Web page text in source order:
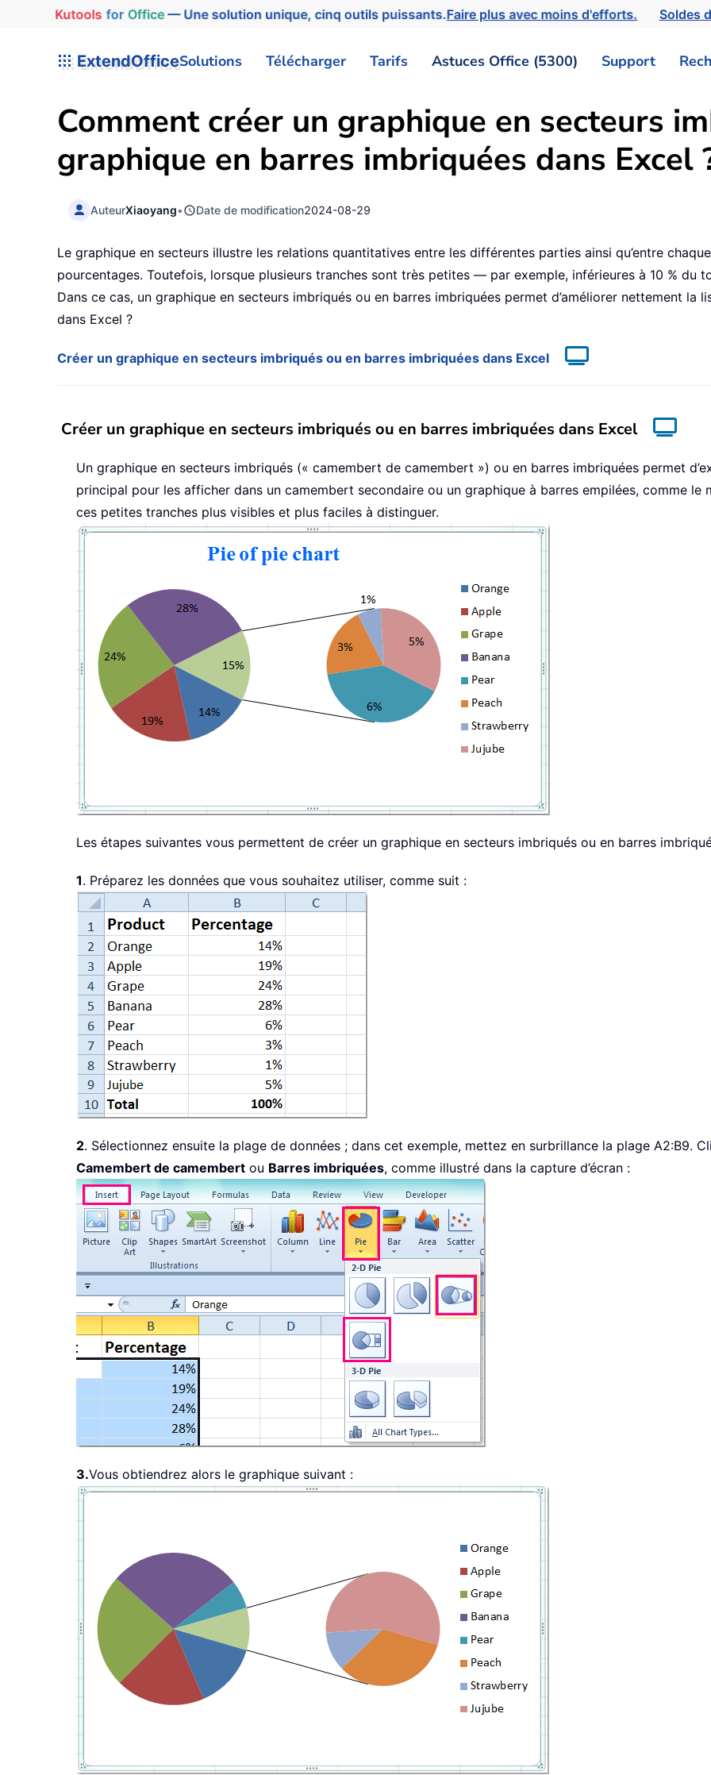
Kutools for Office— Une solution unique, cinq outils puissants.Faire plus avec moins d'efforts. Soldes
ExtendOfficeSolutions Télécharger Tarifs Astuces Office (5300) Support
Comment créer un graphique en secteurs
graphique en barres imbriquées dans Excel
AuteurXiaoyang• Date de modification2024-08-29
Le graphique en secteurs illustre les relations quantitatives entre les différentes parties ainsi qu’entre
pourcentages. Toutefois, lorsque plusieurs tranches sont très petites — par exemple, inférieures à 10 %
Dans ce cas, un graphique en secteurs imbriqués ou en barres imbriquées permet d’améliorer nettement
dans Excel ?
Créer un graphique en secteurs imbriqués ou en barres imbriquées dans Excel
Créer un graphique en secteurs imbriqués ou en barres imbriquées dans Excel
Un graphique en secteurs imbriqués (« camembert de camembert ») ou en barres imbriquées permet
principal pour les afficher dans un camembert secondaire ou un graphique à barres empilées, comme le
ces petites tranches plus visibles et plus faciles à distinguer.
Les étapes suivantes vous permettent de créer un graphique en secteurs imbriqués ou en barres
1. Préparez les données que vous souhaitez utiliser, comme suit :
2. Sélectionnez ensuite la plage de données ; dans cet exemple, mettez en surbrillance la plage A2:B9.
Camembert de camembert ou Barres imbriquées, comme illustré dans la capture d’écran :
3.Vous obtiendrez alors le graphique suivant :